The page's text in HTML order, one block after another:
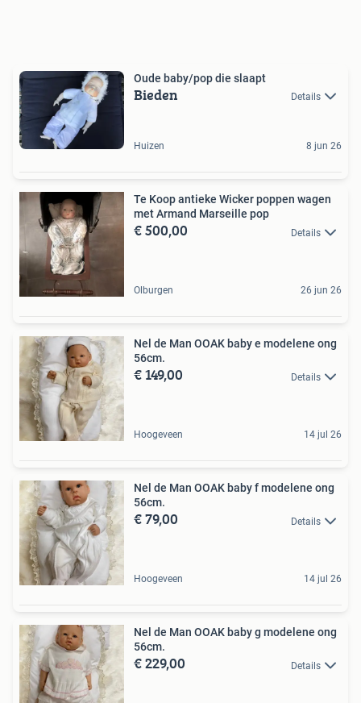
Oude baby/pop die slaapt
Bieden Details
Huizen 8 jun 26
Te Koop antieke Wicker poppen wagen
met Armand Marseille pop
€ 500,00 Details
Olburgen 26 jun 26
Nel de Man OOAK baby e modelene ong
56cm.
€ 149,00 Details
Hoogeveen 14 jul 26
Nel de Man OOAK baby f modelene ong
56cm.
€ 79,00 Details
Hoogeveen 14 jul 26
Nel de Man OOAK baby g modelene ong
56cm.
€ 229,00 Details